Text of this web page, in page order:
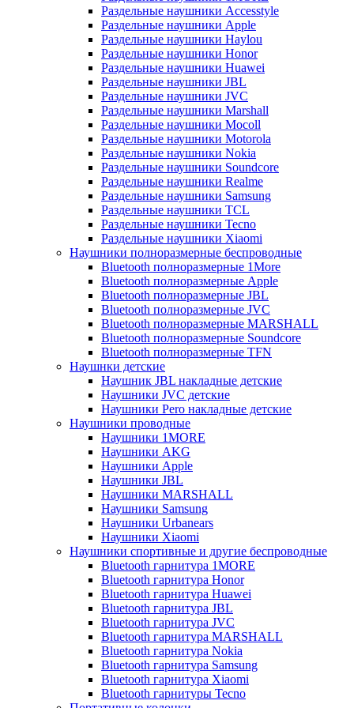
Раздельные наушники Accesstyle
Раздельные наушники Apple
Раздельные наушники Haylou
Раздельные наушники Honor
Раздельные наушники Huawei
Раздельные наушники JBL
Раздельные наушники JVC
Раздельные наушники Marshall
Раздельные наушники Mocoll
Раздельные наушники Motorola
Раздельные наушники Nokia
Раздельные наушники Soundcore
Раздельные наушники Realme
Раздельные наушники Samsung
Раздельные наушники TCL
Раздельные наушники Tecno
Раздельные наушники Xiaomi
Наушники полноразмерные беспроводные
Bluetooth полноразмерные 1More
Bluetooth полноразмерные Apple
Bluetooth полноразмерные JBL
Bluetooth полноразмерные JVC
Bluetooth полноразмерные MARSHALL
Bluetooth полноразмерные Soundcore
Bluetooth полноразмерные TFN
Наушнки детские
Наушник JBL накладные детские
Наушники JVC детские
Наушники Pero накладные детские
Наушники проводные
Наушники 1MORE
Наушники AKG
Наушники Apple
Наушники JBL
Наушники MARSHALL
Наушники Samsung
Наушники Urbanears
Наушники Xiaomi
Наушники спортивные и другие беспроводные
Bluetooth гарнитура 1MORE
Bluetooth гарнитура Honor
Bluetooth гарнитура Huawei
Bluetooth гарнитура JBL
Bluetooth гарнитура JVC
Bluetooth гарнитура MARSHALL
Bluetooth гарнитура Nokia
Bluetooth гарнитура Samsung
Bluetooth гарнитура Xiaomi
Bluetooth гарнитуры Tecno